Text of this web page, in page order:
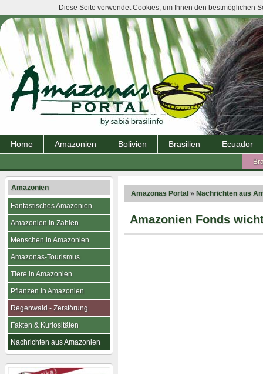
Home Amazonien Bolivien Brasilien Ecuador
Amazonas Portal » Nachrichten aus
Amazonien Fonds
Amazonien
Fantastisches Amazonien
Amazonien in Zahlen
Menschen in Amazonien
Amazonas-Tourismus
Tiere in Amazonien
Pflanzen in Amazonien
Regenwald - Zerstörung
Fakten & Kuriositäten
Nachrichten aus Amazonien
Diese Seite verwendet Cookies, um Ihnen den bestmöglichen